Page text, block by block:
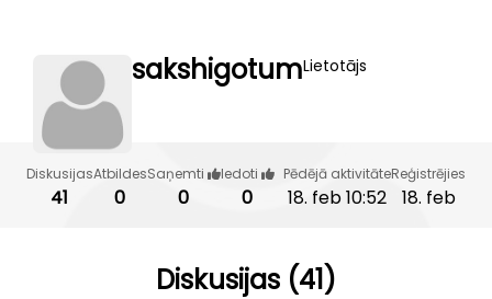
sakshigotumLietotājs
Diskusijas
41
Atbildes
0
Saņemti
0
Iedoti
0
Pēdējā aktivitāte
18. feb 10:52
Reģistrējies
18. feb
Diskusijas (41)